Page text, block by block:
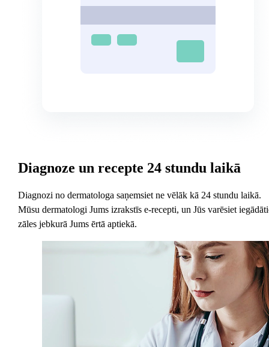
Diagnoze un recepte 24 stundu laikā
Diagnozi no dermatologa saņemsiet ne vēlāk kā 24 stundu laikā.
Mūsu dermatologi Jums izrakstīs e-recepti, un Jūs varēsiet
zāles jebkurā Jums ērtā aptiekā.